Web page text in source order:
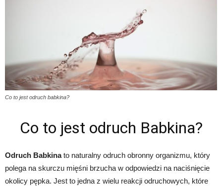
Co to jest odruch babkina?
Co to jest odruch Babkina?
Odruch Babkinato naturalny odruch obronny organizmu, który
polega na skurczu mięśni brzucha w odpowiedzi na naciśnięcie
okolicy pępka. Jest to jedna z wielu reakcji odruchowych, które